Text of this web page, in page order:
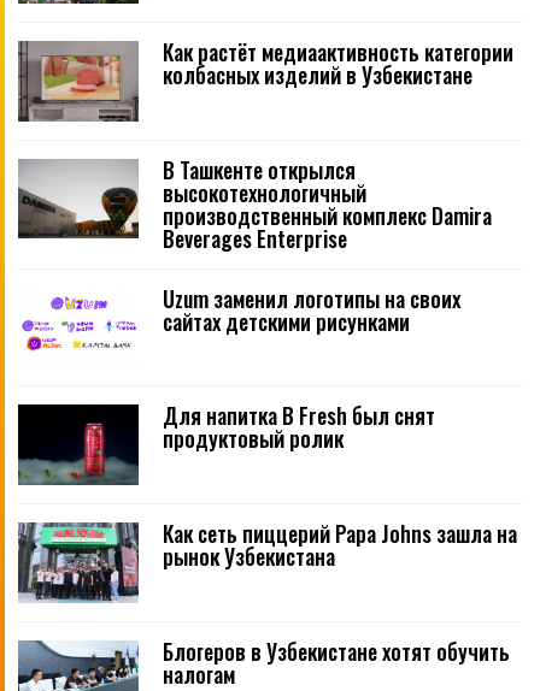
Как растёт медиаактивность категории
колбасных изделий в Узбекистане
В Ташкенте открылся
высокотехнологичный
производственный комплекс Damira
Beverages Enterprise
Uzum заменил логотипы на своих
сайтах детскими рисунками
Для напитка B Fresh был снят
продуктовый ролик
Как сеть пиццерий Papa Johns зашла на
рынок Узбекистана
Блогеров в Узбекистане хотят обучить
налогам